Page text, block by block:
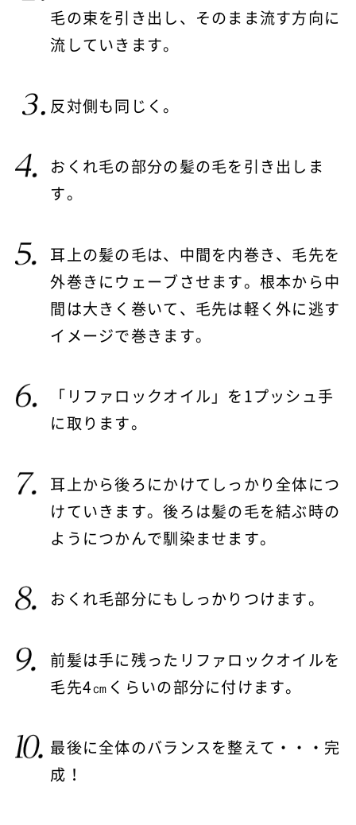
毛の束を引き出し、そのまま流す方向に
流していきます。
反対側も同じく。
おくれ毛の部分の髪の毛を引き出しま
す。
耳上の髪の毛は、中間を内巻き、毛先を
外巻きにウェーブさせます。根本から中
間は大きく巻いて、毛先は軽く外に逃す
イメージで巻きます。
「リファロックオイル」を1プッシュ手
に取ります。
耳上から後ろにかけてしっかり全体につ
けていきます。後ろは髪の毛を結ぶ時の
ようにつかんで馴染ませます。
おくれ毛部分にもしっかりつけます。
前髪は手に残ったリファロックオイルを
毛先4㎝くらいの部分に付けます。
最後に全体のバランスを整えて・・・完
成！